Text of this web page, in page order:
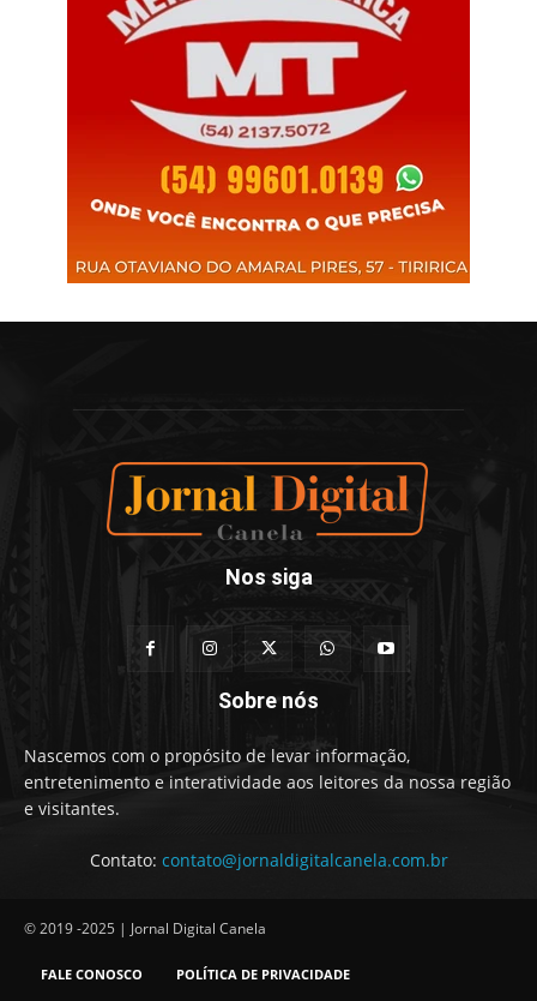
Nos siga
Sobre nós
Nascemos com o propósito de levar informação,
entretenimento e interatividade aos leitores da nossa região
e visitantes.
Contato: contato@jornaldigitalcanela.com.br
© 2019 -2025 | Jornal Digital Canela
FALE CONOSCO POLÍTICA DE PRIVACIDADE